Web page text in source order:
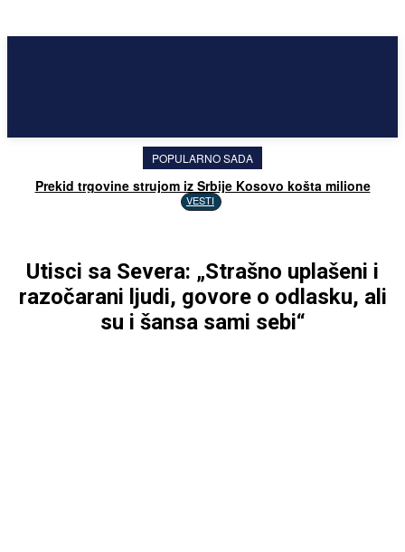
POPULARNO SADA
Prekid trgovine strujom iz Srbije Kosovo košta milione
VESTI
Utisci sa Severa: „Strašno uplašeni i
razočarani ljudi, govore o odlasku, ali
su i šansa sami sebi“